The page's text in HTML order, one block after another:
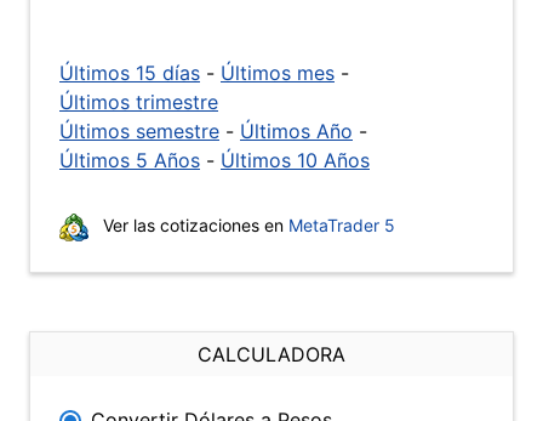
Últimos 15 días - Últimos mes -
Últimos trimestre
Últimos semestre - Últimos Año -
Últimos 5 Años - Últimos 10 Años
Ver las cotizaciones en MetaTrader 5
CALCULADORA